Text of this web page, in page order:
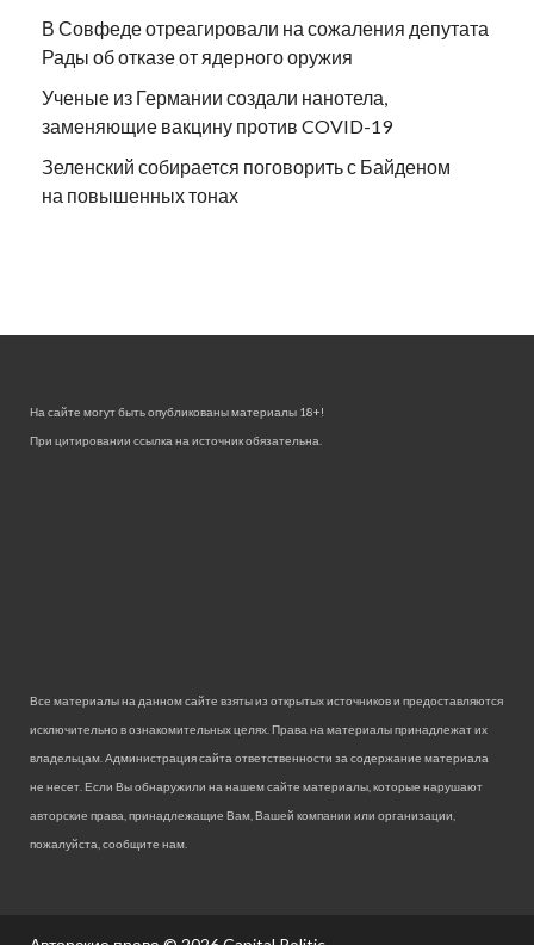
В Совфеде отреагировали на сожаления депутата
Рады об отказе от ядерного оружия
Ученые из Германии создали нанотела,
заменяющие вакцину против COVID-19
Зеленский собирается поговорить с Байденом
на повышенных тонах
На сайте могут быть опубликованы материалы 18+!
При цитировании ссылка на источник обязательна.
Все материалы на данном сайте взяты из открытых источников и предоставляются
исключительно в ознакомительных целях. Права на материалы принадлежат их
владельцам. Администрация сайта ответственности за содержание материала
не несет. Если Вы обнаружили на нашем сайте материалы, которые нарушают
авторские права, принадлежащие Вам, Вашей компании или организации,
пожалуйста, сообщите нам.